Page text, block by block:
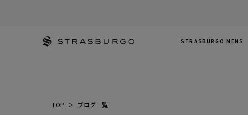
STRASBURGO MENS
TOP ＞ ブログ一覧